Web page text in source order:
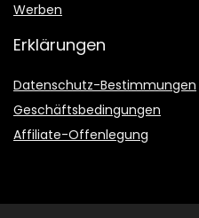
Werben
Erklärungen
Datenschutz-Bestimmungen
Geschäftsbedingungen
Affiliate-Offenlegung